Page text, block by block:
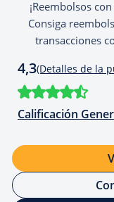
¡Reembolsos
Consiga
transacciones
4,3(Detalles de la
Calificación